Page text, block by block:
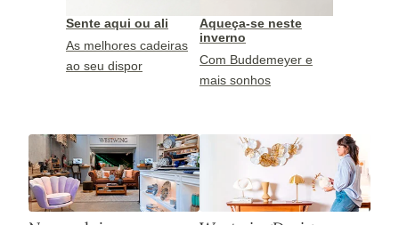
Sente aqui ou ali
As melhores cadeiras
ao seu dispor
Aqueça-se neste
inverno
Com Buddemeyer e
mais sonhos